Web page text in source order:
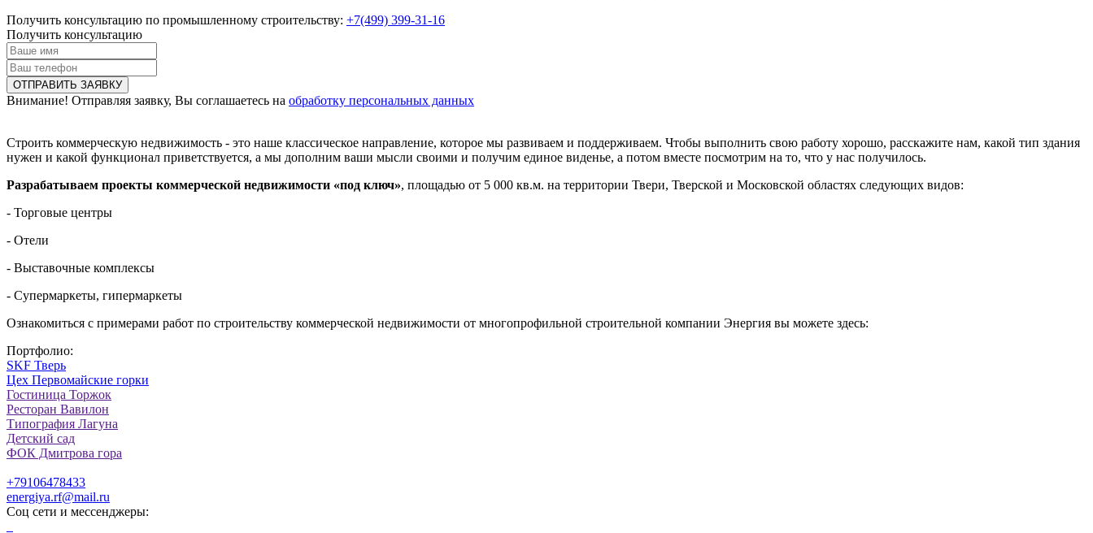
Получить консультацию по промышленному строительству: +7(499) 399-31-16
Получить консультацию
Внимание! Отправляя заявку, Вы соглашаетесь на обработку персональных данных
Строить коммерческую недвижимость - это наше классическое направление, которое мы развиваем и поддерживаем. Чтобы выполнить свою работу хорошо, расскажите нам, какой тип здания
нужен и какой функционал приветствуется, а мы дополним ваши мысли своими и получим единое виденье, а потом вместе посмотрим на то, что у нас получилось.
Разрабатываем проекты коммерческой недвижимости «под ключ», площадью от 5 000 кв.м. на территории Твери, Тверской и Московской областях следующих видов:
- Торговые центры
- Отели
- Выставочные комплексы
- Супермаркеты, гипермаркеты
Ознакомиться с примерами работ по строительству коммерческой недвижимости от многопрофильной строительной компании Энергия вы можете здесь:
Портфолио:
SKF Тверь
Цех Первомайские горки
Гостиница Торжок
Ресторан Вавилон
Типография Лагуна
Детский сад
ФОК Дмитрова гора
+79106478433
energiya.rf@mail.ru
Соц сети и мессенджеры: